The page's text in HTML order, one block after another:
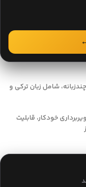
شامل زبان ترکی و
خودکار، قابلیت